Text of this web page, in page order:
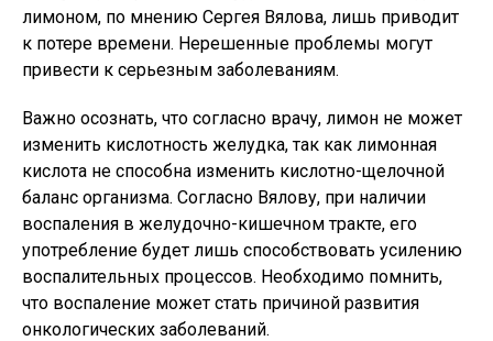
лимоном, по мнению Сергея Вялова, лишь приводит
к потере времени. Нерешенные проблемы могут
привести к серьезным заболеваниям.
Важно осознать, что согласно врачу, лимон не может
изменить кислотность желудка, так как лимонная
кислота не способна изменить кислотно-щелочной
баланс организма. Согласно Вялову, при наличии
воспаления в желудочно-кишечном тракте, его
употребление будет лишь способствовать усилению
воспалительных процессов. Необходимо помнить,
что воспаление может стать причиной развития
онкологических заболеваний.